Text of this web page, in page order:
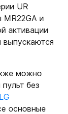
UR
MR22GA и
активации
можно
без
LG
основные